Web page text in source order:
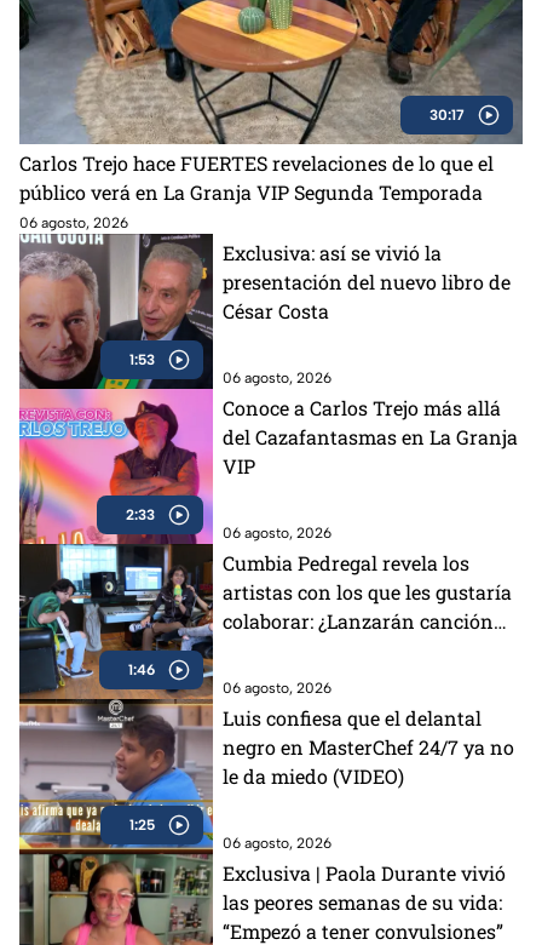
30:17
Carlos Trejo hace FUERTES revelaciones de lo que el
público verá en La Granja VIP Segunda Temporada
06 agosto, 2026
1:53
Exclusiva: así se vivió la
presentación del nuevo libro de
César Costa
06 agosto, 2026
2:33
Conoce a Carlos Trejo más allá
del Cazafantasmas en La Granja
VIP
06 agosto, 2026
1:46
Cumbia Pedregal revela los
artistas con los que les gustaría
colaborar: ¿Lanzarán canción
06 agosto, 2026
1:25
Luis confiesa que el delantal
negro en MasterChef 24/7 ya no
le da miedo (VIDEO)
06 agosto, 2026
Exclusiva | Paola Durante vivió
las peores semanas de su vida:
“Empezó a tener convulsiones”